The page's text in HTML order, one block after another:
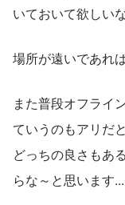
いておいて欲しいな
場所が遠いであれ
また普段オフライ
ていうのもアリだ
どっちの良さもあ
らな～と思います...